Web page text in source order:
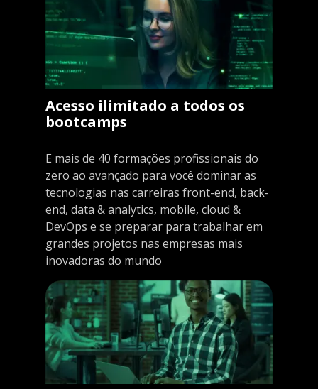
Acesso ilimitado a todos os
bootcamps
E mais de 40 formações profissionais do
zero ao avançado para você dominar as
tecnologias nas carreiras front-end, back-
end, data & analytics, mobile, cloud &
DevOps e se preparar para trabalhar em
grandes projetos nas empresas mais
inovadoras do mundo